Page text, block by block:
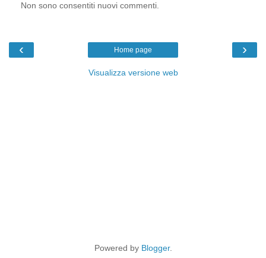
Non sono consentiti nuovi commenti.
‹ ›
Home page
Visualizza versione web
Powered by Blogger.